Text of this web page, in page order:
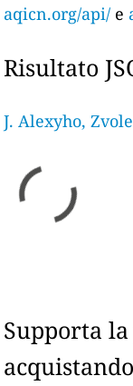
aqicn.org/api/ e
Risultato
J. Alexyho,
Supporta